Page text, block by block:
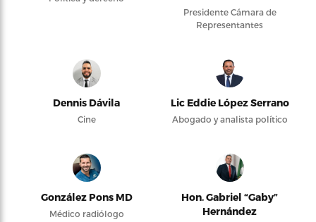
Presidente Cámara de
Representantes
Dennis Dávila
Cine
Lic Eddie López Serrano
Abogado y analista político
González Pons MD
Médico radiólogo
Hon. Gabriel “Gaby”
Hernández